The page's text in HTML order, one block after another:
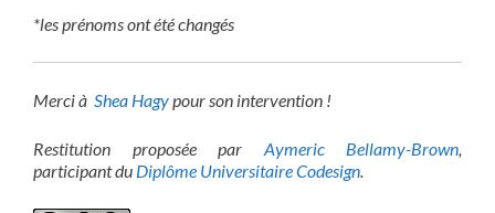
*les prénoms ont été changés
Merci à Shea Hagy pour son intervention !
Restitution proposée par Aymeric Bellamy-Brown
participant du Diplôme Universitaire Codesign